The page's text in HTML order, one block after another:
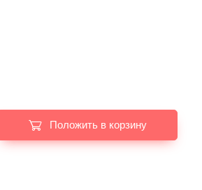
Положить в корзину